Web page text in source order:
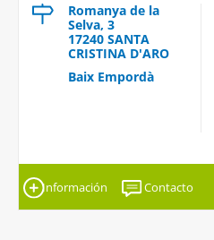
Romanya de la
Selva, 3
17240 SANTA
CRISTINA D'ARO
Baix Empordà
Información Contacto